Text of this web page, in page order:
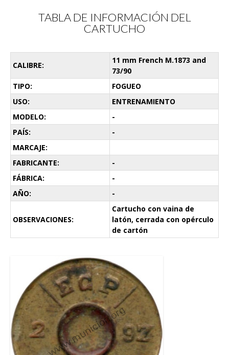
TABLA DE INFORMACIÓN DEL
CARTUCHO
CALIBRE:
11 mm French M.1873 and
73/90
TIPO:
FOGUEO
USO:
ENTRENAMIENTO
MODELO:
-
PAÍS:
-
MARCAJE:
FABRICANTE:
-
FÁBRICA:
-
AÑO:
-
OBSERVACIONES:
Cartucho con vaina de
latón, cerrada con opérculo
de cartón